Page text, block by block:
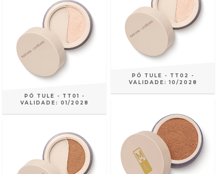
PÓ TULE - TT01 -
VALIDADE: 01/2028
PÓ TULE - TT02 -
VALIDADE: 10/2028